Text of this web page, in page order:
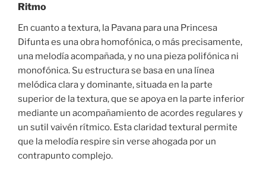
Ritmo
En cuanto a textura, la Pavana para una Princesa
Difunta es una obra homofónica, o más precisamente,
una melodía acompañada, y no una pieza polifónica ni
monofónica. Su estructura se basa en una línea
melódica clara y dominante, situada en la parte
superior de la textura, que se apoya en la parte inferior
mediante un acompañamiento de acordes regulares y
un sutil vaivén rítmico. Esta claridad textural permite
que la melodía respire sin verse ahogada por un
contrapunto complejo.